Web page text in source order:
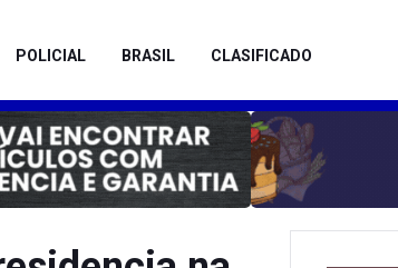
POLICIAL BRASIL CLASIFICADO